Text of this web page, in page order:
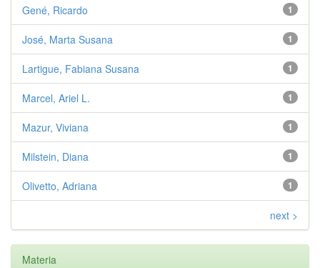
1
Gené, Ricardo
1
José, Marta Susana
1
Lartigue, Fabiana Susana
1
Marcel, Ariel L.
1
Mazur, Viviana
1
Milstein, Diana
1
Olivetto, Adriana
next >
Materia